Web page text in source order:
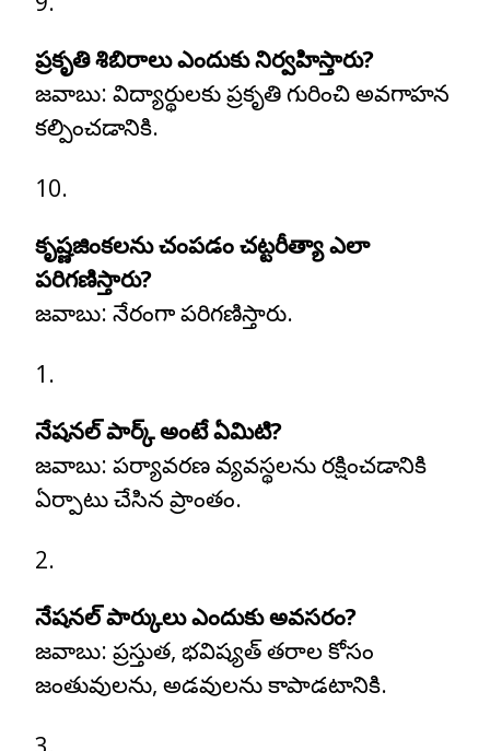
ప్రకృతి శిబిరాలు ఎందుకు నిర్వహిస్తారు?
జవాబు: విద్యార్థులకు ప్రకృతి గురించి అవగాహన
కల్పించడానికి.
కృష్ణజింకలను చంపడం చట్టరీత్యా ఎలా
పరిగణిస్తారు?
జవాబు: నేరంగా పరిగణిస్తారు.
నేషనల్ పార్క్ అంటే ఏమిటి?
జవాబు: పర్యావరణ వ్యవస్థలను రక్షించడానికి
ఏర్పాటు చేసిన ప్రాంతం.
నేషనల్ పార్కులు ఎందుకు అవసరం?
జవాబు: ప్రస్తుత, భవిష్యత్ తరాల కోసం
జంతువులను, అడవులను కాపాడటానికి.